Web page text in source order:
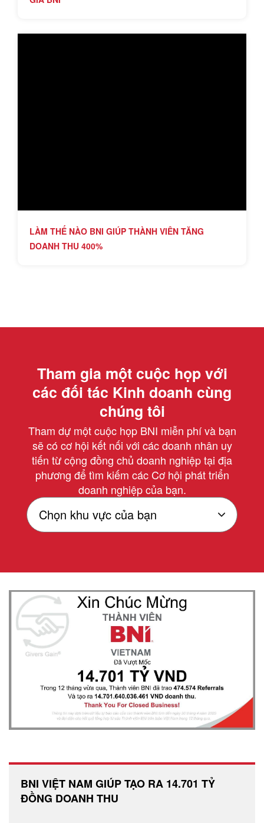
LÀM THẾ NÀO BNI GIÚP THÀNH VIÊN TĂNG
DOANH THU 400%
Tham gia một cuộc họp với
các đối tác Kinh doanh cùng
chúng tôi
Tham dự một cuộc họp BNI miễn phí và bạn
sẽ có cơ hội kết nối với các doanh nhân uy
tiến từ cộng đồng chủ doanh nghiệp tại địa
phương để tìm kiếm các Cơ hội phát triển
doanh nghiệp của bạn.
BNI VIỆT NAM GIÚP TẠO RA 14.701 TỶ
ĐỒNG DOANH THU